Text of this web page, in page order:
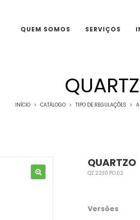
QUEM SOMOS SERVIÇOS
INÍCIO CATÁLOGO TIPO DE REGULAÇÕES
QUARTZO
QZ.2230.PO.02
Versões